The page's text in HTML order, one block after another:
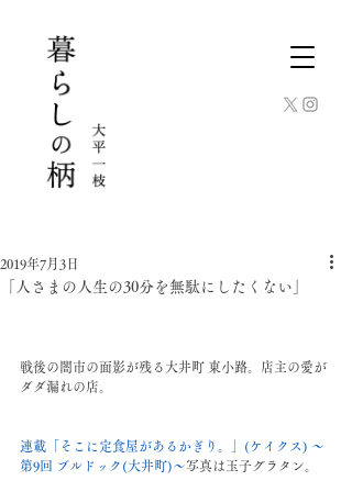
「人さまの人生の30分を無駄にしたくない」
2019年7月3日
戦後の闇市の面影が残る大井町 東小路。店主の愛が
ダダ漏れの店。﻿
連載「そこに定食屋があるかぎり。」 (ケイクス)﻿ 〜
第9回 ブルドック (大井町)〜写真は玉子グラタン。﻿